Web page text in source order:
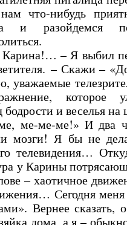
что-нибудь
и разойдемся
– Я выбил
– Скажи –
уважаемые
которое
бодрости и веселья
ме-ме-ме!» И два
мозги! Я бы не
телевидения…
у Карины
– хаотичное
Сегодня
Вернее
дома, а я –